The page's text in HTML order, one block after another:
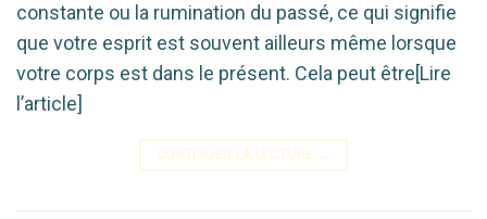
constante ou la rumination du passé, ce qui signifie
que votre esprit est souvent ailleurs même lorsque
votre corps est dans le présent. Cela peut être[Lire
l’article]